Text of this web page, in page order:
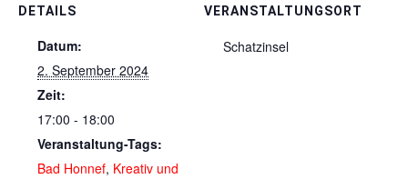
DETAILS
Datum:
2. September 2024
Zeit:
17:00 - 18:00
Veranstaltung-Tags:
Bad Honnef, Kreativ und
VERANSTALTUNGSORT
Schatzinsel